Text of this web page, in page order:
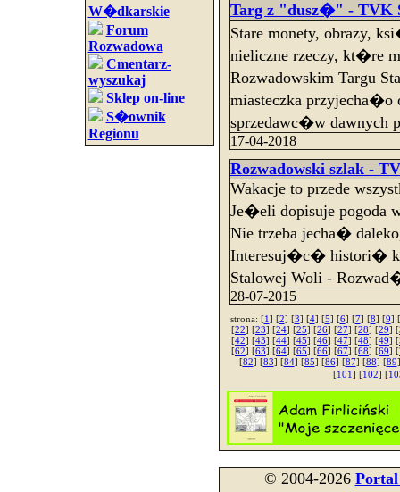
W�dkarskie
Forum
Rozwadowa
Cmentarz-
wyszukaj
Sklep on-line
S�ownik
Regionu
Targ z "dusz�" - TVK
Stare monety, obrazy,
nieliczne rzeczy, kt�re
Rozwadowskim Targu
miasteczka
sprzedawc�w dawnych
17-04-2018
Rozwadowski szlak -
Wakacje to przede
Je�eli dopisuje
Nie trzeba jecha�
Interesuj�c� histori�
Stalowej Woli -
28-07-2015
strona: [1] [2] [3] [4] [5] [6] [7] [8] [9] [
[22] [23] [24] [25] [26] [27] [28] [29] [
[42] [43] [44] [45] [46] [47] [48] [49] [
[62] [63] [64] [65] [66] [67] [68] [69] [
[82] [83] [84] [85] [86] [87] [88] [89
[101] [102] [
© 2004-2026